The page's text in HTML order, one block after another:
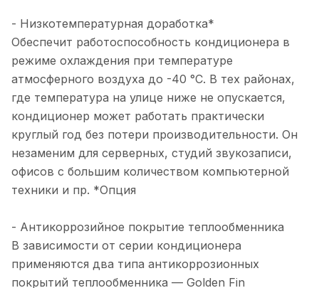
- Низкотемпературная доработка*
Обеспечит работоспособность кондиционера в
режиме охлаждения при температуре
атмосферного воздуха до -40 °С. В тех районах,
где температура на улице ниже не опускается,
кондиционер может работать практически
круглый год без потери производительности. Он
незаменим для серверных, студий звукозаписи,
офисов с большим количеством компьютерной
техники и пр. *Опция
- Антикоррозийное покрытие теплообменника
В зависимости от серии кондиционера
применяются два типа антикоррозионных
покрытий теплообменника — Golden Fin